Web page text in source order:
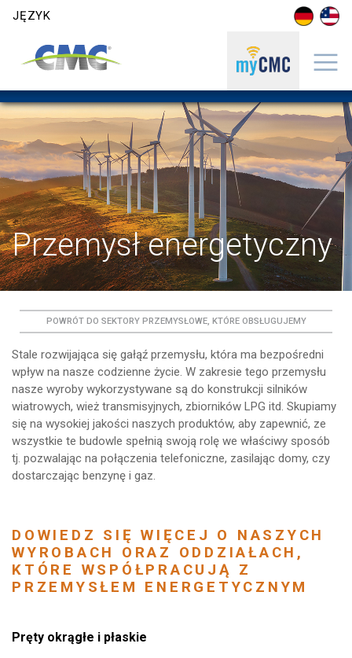
Skip to content
JĘZYK
Przemysł energetyczny
POWRÓT DO SEKTORY PRZEMYSŁOWE, KTÓRE OBSŁUGUJEMY
Stale rozwijająca się gałąź przemysłu, która ma bezpośredni
wpływ na nasze codzienne życie. W zakresie tego przemysłu
nasze wyroby wykorzystywane są do konstrukcji silników
wiatrowych, wież transmisyjnych, zbiorników LPG itd. Skupiamy
się na wysokiej jakości naszych produktów, aby zapewnić, ze
wszystkie te budowle spełnią swoją rolę we właściwy sposób
tj. pozwalając na połączenia telefoniczne, zasilając domy, czy
dostarczając benzynę i gaz.
DOWIEDZ SIĘ WIĘCEJ O NASZYCH
WYROBACH ORAZ ODDZIAŁACH,
KTÓRE WSPÓŁPRACUJĄ Z
PRZEMYSŁEM ENERGETYCZNYM
Pręty okrągłe i płaskie